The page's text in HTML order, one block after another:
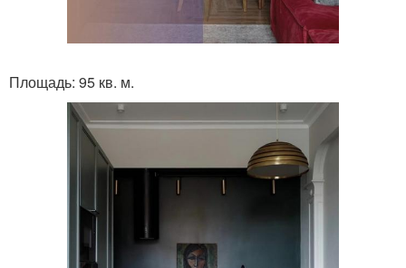
Площадь: 95 кв. м.